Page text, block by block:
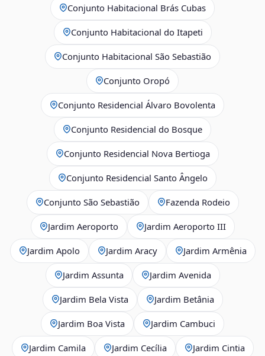
Conjunto Habitacional Brás Cubas
Conjunto Habitacional do Itapeti
Conjunto Habitacional São Sebastião
Conjunto Oropó
Conjunto Residencial Álvaro Bovolenta
Conjunto Residencial do Bosque
Conjunto Residencial Nova Bertioga
Conjunto Residencial Santo Ângelo
Conjunto São Sebastião Fazenda Rodeio
Jardim Aeroporto Jardim Aeroporto III
Jardim Apolo Jardim Aracy Jardim Armênia
Jardim Assunta Jardim Avenida
Jardim Bela Vista Jardim Betânia
Jardim Boa Vista Jardim Cambuci
Jardim Camila Jardim Cecília Jardim Cintia